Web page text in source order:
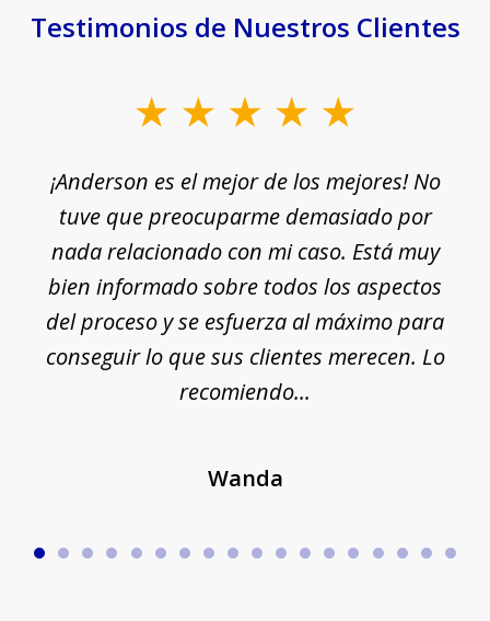
Testimonios de Nuestros Clientes
¡Anderson es el mejor de los mejores! No
tuve que preocuparme demasiado por
nada relacionado con mi caso. Está muy
bien informado sobre todos los aspectos
del proceso y se esfuerza al máximo para
conseguir lo que sus clientes merecen. Lo
recomiendo...
Wanda